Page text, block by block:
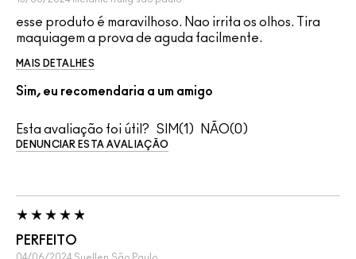
esse produto é maravilhoso. Nao irrita os olhos. Tira
maquiagem a prova de aguda facilmente.
MAIS DETALHES
Sim, eu recomendaria a um amigo
Esta avaliação foi útil? 1 0
DENUNCIAR ESTA AVALIAÇÃO
PERFEITO